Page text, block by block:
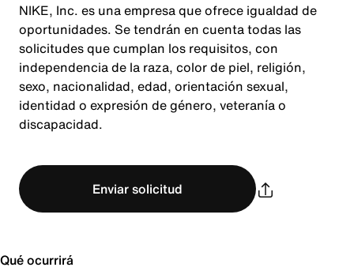
NIKE, Inc. es una empresa que ofrece igualdad de
oportunidades. Se tendrán en cuenta todas las
solicitudes que cumplan los requisitos, con
independencia de la raza, color de piel, religión,
sexo, nacionalidad, edad, orientación sexual,
identidad o expresión de género, veteranía o
discapacidad.
Enviar solicitud
Qué ocurrirá